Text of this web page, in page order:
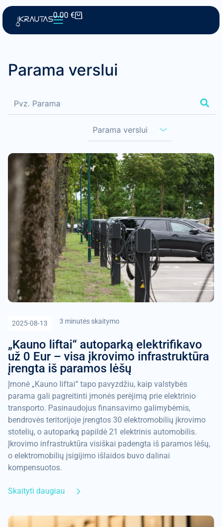
0.00 €
Parama verslui
2025-08-13 3 minutės skaitymo
„Kauno liftai“ autoparką elektrifikavo
už 0 Eur – visa įkrovimo infrastruktūra
įrengta iš paramos lėšų
Įmonė „Kauno liftai“ tapo pavyzdžiu, kaip valstybės
parama gali pagreitinti įmonės perėjimą prie elektrinio
transporto. Pasinaudojus finansavimo galimybėmis,
bendrovės teritorijoje įrengtos 30 elektromobilių įkrovimo
stotelių, o autoparką papildė 21 elektrinis automobilis.
Įkrovimo infrastruktūra visiškai padengta iš paramos lėšų,
o elektromobilių įsigijimo išlaidos buvo dalinai
kompensuotos.
Skaityti daugiau